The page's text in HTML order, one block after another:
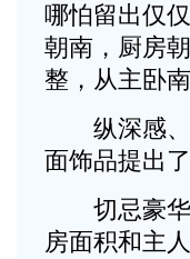
哪怕留出仅
朝南，厨房
整，从主卧
纵深感、
面饰品提出
切忌豪华
房面积和主